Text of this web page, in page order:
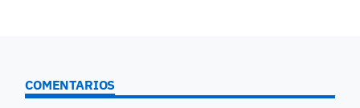
COMENTARIOS